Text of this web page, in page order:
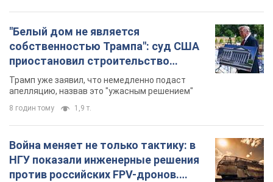
"Белый дом не является
собственностью Трампа": суд США
приостановил строительство
бального зала стоимостью 400 млн
долларов
Трамп уже заявил, что немедленно подаст
апелляцию, назвав это "ужасным решением"
8 годин тому 1,9 т.
Война меняет не только тактику: в
НГУ показали инженерные решения
против российских FPV-дронов.